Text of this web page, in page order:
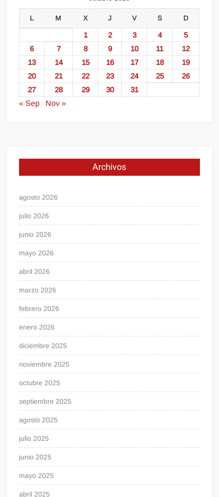
L M X J V S D
1 2 3 4
5
6
7 8 9 10 11
12
13
14 15 16 17 18
19
20
21 22 23 24 25
26
27
28 29 30
31
« Sep
Nov »
Archivos
agosto 2026
julio 2026
junio 2026
mayo 2026
abril 2026
marzo 2026
febrero 2026
enero 2026
diciembre 2025
noviembre 2025
octubre 2025
septiembre 2025
agosto 2025
julio 2025
junio 2025
mayo 2025
abril 2025